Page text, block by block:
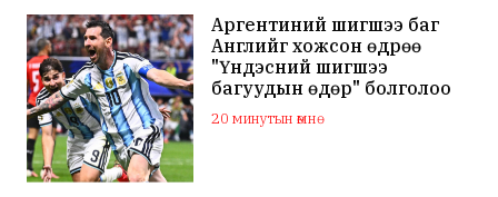
Аргентиний шигшээ баг
Английг хожсон өдрөө
"Үндэсний шигшээ
багуудын өдөр" болголоо
20 минутын өмнө